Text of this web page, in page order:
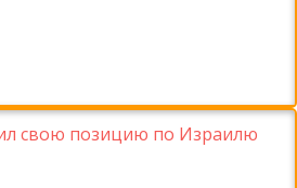
свою позицию по Израилю